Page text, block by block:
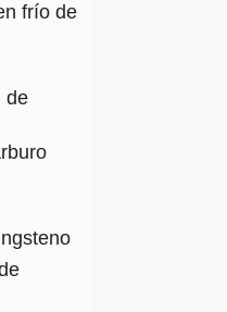
frío de
de